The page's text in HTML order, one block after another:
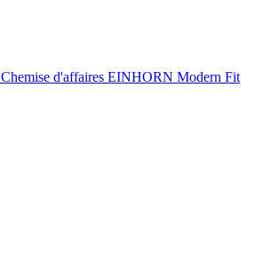
Chemise d'affaires EINHORN Modern Fit